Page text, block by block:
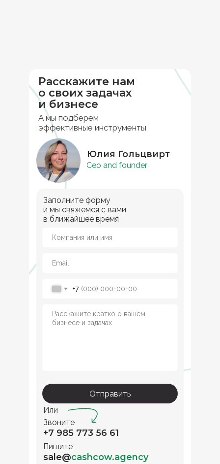
Заполните форму
и мы свяжемся с вами
в ближайшее время
+7
Отправить
Или
sale@cashcow.agency
Пишите
+7 985 773 56 61
Звоните
А мы подберем
эффективные инструменты
Расскажите нам
о своих задачах
и бизнесе
Юлия Гольцвирт
Ceo and founder